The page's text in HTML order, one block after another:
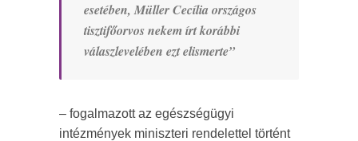
esetében, Müller Cecília országos
tisztifőorvos nekem írt korábbi
válaszlevelében ezt elismerte”
– fogalmazott az egészségügyi
intézmények miniszteri rendelettel történt